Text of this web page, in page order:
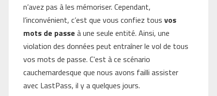
n’avez pas à les mémoriser. Cependant,
l’inconvénient, c’est que vous confiez tous vos
mots de passe à une seule entité. Ainsi, une
violation des données peut entraîner le vol de tous
vos mots de passe. C’est à ce scénario
cauchemardesque que nous avons failli assister
avec LastPass, il y a quelques jours.